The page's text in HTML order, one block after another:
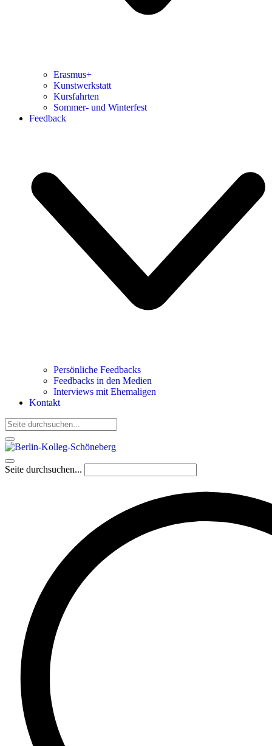
Erasmus+
Kunstwerkstatt
Kursfahrten
Sommer- und Winterfest
Feedback
Persönliche Feedbacks
Feedbacks in den Medien
Interviews mit Ehemaligen
Kontakt
Seite durchsuchen...